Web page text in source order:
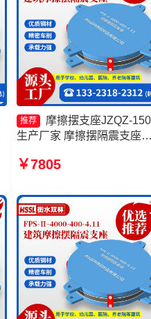
推荐
摩擦摆支座JZQZ-
生产厂家 摩擦摆隔震支座
家 建筑摩擦摆隔震支座
5000-300-3.48源头工厂
￥7805